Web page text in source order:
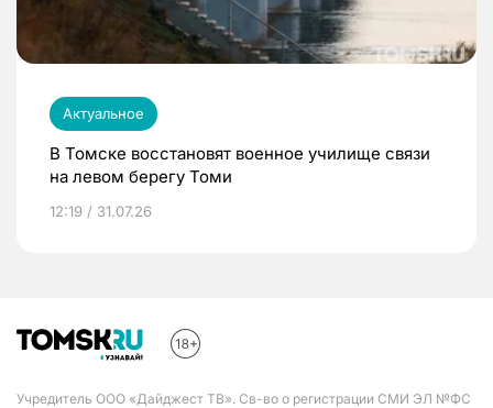
Актуальное
В Томске восстановят военное училище связи
на левом берегу Томи
12:19 / 31.07.26
Учредитель ООО «Дайджест ТВ». Св-во о регистрации СМИ ЭЛ №ФС